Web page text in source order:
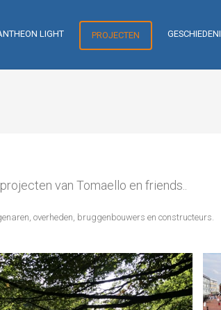
LIGHT PROJECTEN
van Tomaello en friends..
overheden, bruggenbouwers en constructeurs.